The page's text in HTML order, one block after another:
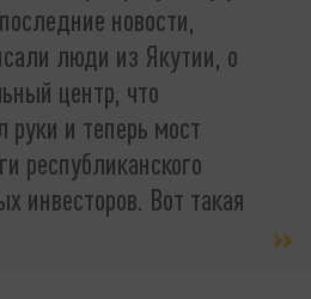
новости,
люди из Якутии, о
центр, что
и теперь мост
республиканского
инвесторов. Вот такая